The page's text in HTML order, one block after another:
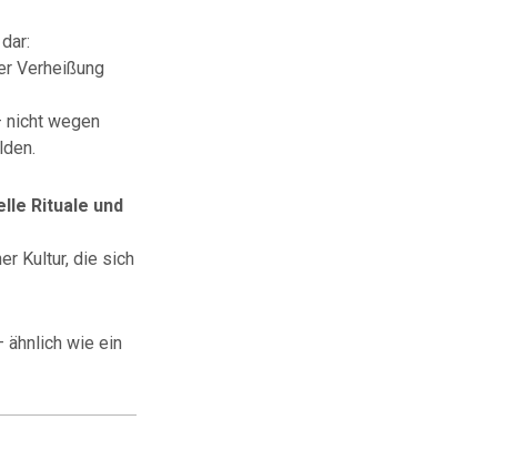
Verheißung
nicht wegen
Rituale und
Kultur, die sich
wie ein